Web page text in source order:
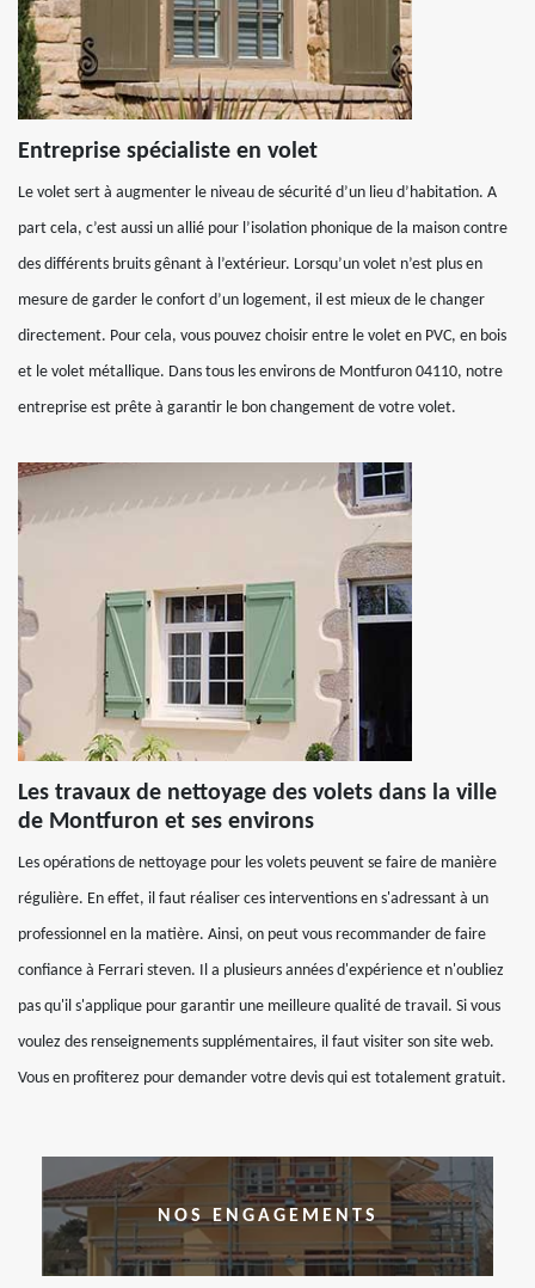
Entreprise spécialiste en volet
Le volet sert à augmenter le niveau de sécurité d’un lieu d’habitation. A
part cela, c’est aussi un allié pour l’isolation phonique de la maison contre
des différents bruits gênant à l’extérieur. Lorsqu’un volet n’est plus en
mesure de garder le confort d’un logement, il est mieux de le changer
directement. Pour cela, vous pouvez choisir entre le volet en PVC, en bois
et le volet métallique. Dans tous les environs de Montfuron 04110, notre
entreprise est prête à garantir le bon changement de votre volet.
Les travaux de nettoyage des volets dans la ville
de Montfuron et ses environs
Les opérations de nettoyage pour les volets peuvent se faire de manière
régulière. En effet, il faut réaliser ces interventions en s'adressant à un
professionnel en la matière. Ainsi, on peut vous recommander de faire
confiance à Ferrari steven. Il a plusieurs années d'expérience et n'oubliez
pas qu'il s'applique pour garantir une meilleure qualité de travail. Si vous
voulez des renseignements supplémentaires, il faut visiter son site web.
Vous en profiterez pour demander votre devis qui est totalement gratuit.
NOS ENGAGEMENTS